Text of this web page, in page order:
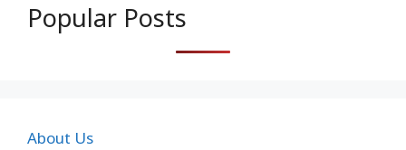
Popular Posts
About Us